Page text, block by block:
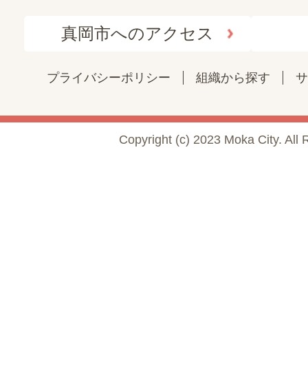
真岡市へのアクセス
プライバシーポリシー 組織から探す
Copyright (c) 2023 Moka City. All